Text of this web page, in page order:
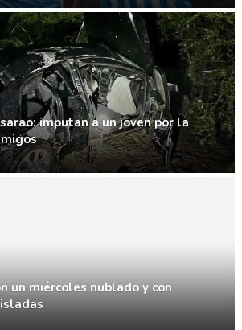
imputan a un joven por la
un miércoles nublado y con